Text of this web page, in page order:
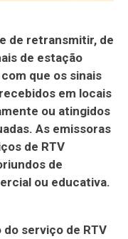
de retransmitir, de
de estação
que os sinais
em locais
ou atingidos
As emissoras
de RTV
de
ou educativa.
serviço de RTV